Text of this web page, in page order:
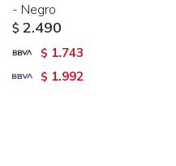
- Negro
$ 2.490
$ 1.743
$ 1.992